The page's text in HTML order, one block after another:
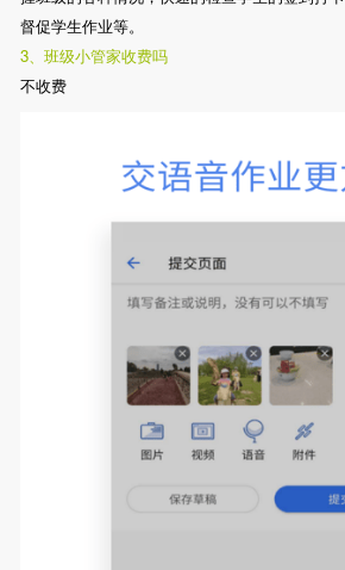
督促学生作业等。
3、班级小管家收费吗
不收费